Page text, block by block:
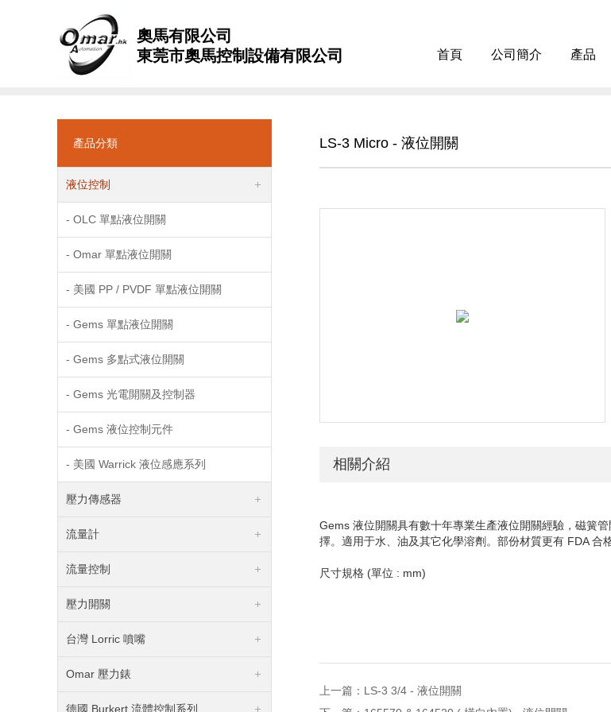
奧馬有限公司
東莞市奧馬控制設備有限公司
首頁 公司簡介 產品
產品分類
液位控制
- OLC 單點液位開關
- Omar 單點液位開關
- 美國 PP / PVDF 單點液位開關
- Gems 單點液位開關
- Gems 多點式液位開關
- Gems 光電開關及控制器
- Gems 液位控制元件
- 美國 Warrick 液位感應系列
壓力傳感器
流量計
流量控制
壓力開關
台灣 Lorric 噴嘴
Omar 壓力錶
德國 Burkert 流體控制系列
LS-3 Micro - 液位開關
相關介紹
Gems 液位開關具有數十年專業生產液位開關經驗，磁簧
擇。適用于水、油及其它化學溶劑。部份材質更有 FDA 合
尺寸規格 (單位 : mm)
上一篇： LS-3 3/4 - 液位開關